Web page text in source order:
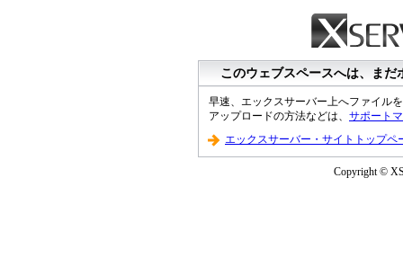
このウェブスペースへは、ま
早速、エックスサーバー上へファイル
アップロードの方法などは、 サポート
エックスサーバー・サイトトップペ
Copyright ©